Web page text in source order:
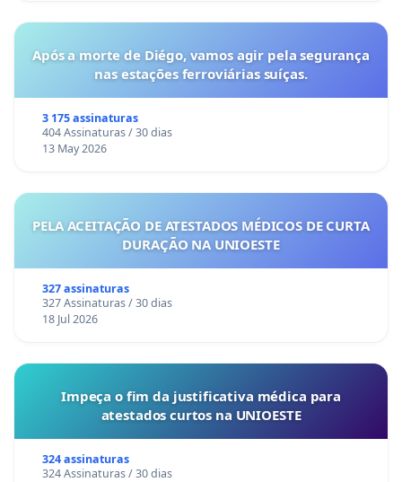
Após a morte de Diégo, vamos agir pela segurança
nas estações ferroviárias suíças.
3 175 assinaturas
404 Assinaturas / 30 dias
13 May 2026
PELA ACEITAÇÃO DE ATESTADOS MÉDICOS DE CURTA
DURAÇÃO NA UNIOESTE
327 assinaturas
327 Assinaturas / 30 dias
18 Jul 2026
Impeça o fim da justificativa médica para
atestados curtos na UNIOESTE
324 assinaturas
324 Assinaturas / 30 dias